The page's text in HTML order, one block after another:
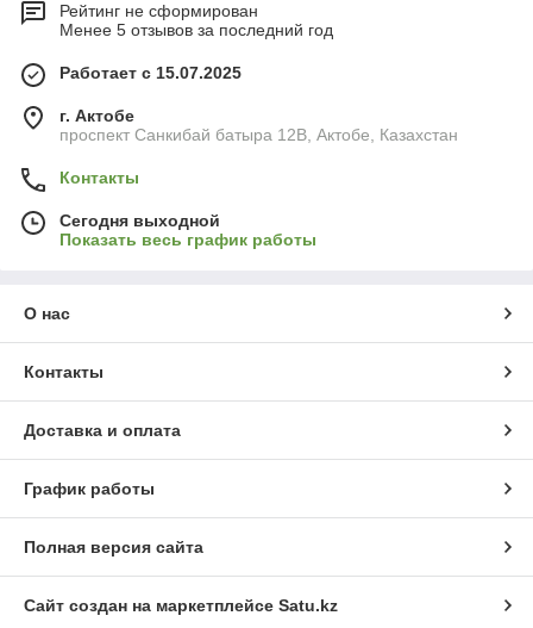
Рейтинг не сформирован
Менее 5 отзывов за последний год
Работает с 15.07.2025
г. Актобе
проспект Санкибай батыра 12В, Актобе, Казахстан
Контакты
Сегодня выходной
Показать весь график работы
О нас
Контакты
Доставка и оплата
График работы
Полная версия сайта
Сайт создан на маркетплейсе Satu.kz